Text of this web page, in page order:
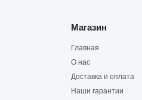
Магазин
Главная
О нас
Доставка и оплата
Наши гарантии